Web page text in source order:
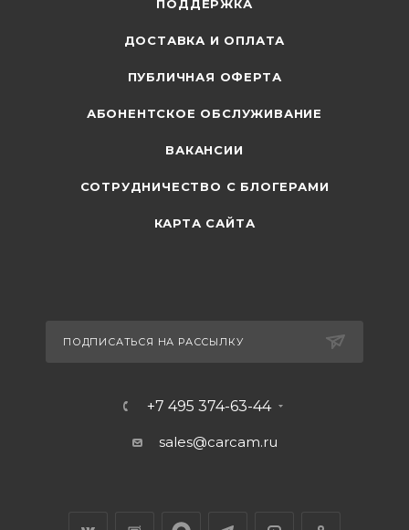
ПОДДЕРЖКА
ДОСТАВКА И ОПЛАТА
ПУБЛИЧНАЯ ОФЕРТА
АБОНЕНТСКОЕ ОБСЛУЖИВАНИЕ
ВАКАНСИИ
СОТРУДНИЧЕСТВО С БЛОГЕРАМИ
КАРТА САЙТА
ПОДПИСАТЬСЯ НА РАССЫЛКУ
+7 495 374-63-44
sales@carcam.ru